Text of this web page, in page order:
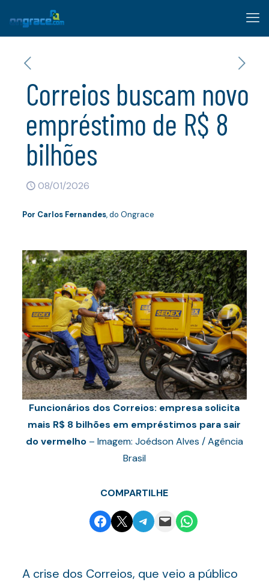
Correios buscam novo
empréstimo de R$ 8
bilhões
08/01/2026
Por Carlos Fernandes, do Ongrace
Funcionários dos Correios: empresa solicita
mais R$ 8 bilhões em empréstimos para sair
do vermelho – Imagem: Joédson Alves / Agência
Brasil
COMPARTILHE
Share on Facebook
Email this PageShare on Telegram
Email this PageShare on WhatsApp
A crise dos Correios, que veio a público